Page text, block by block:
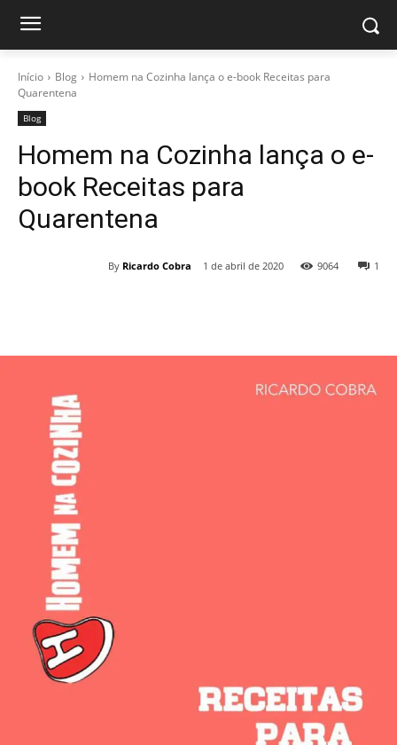
Início Blog
Homem na Cozinha lança o e-book Receitas para
Quarentena
Blog
Homem na Cozinha lança o e-
book Receitas para
Quarentena
By Ricardo Cobra 1 de abril de 2020 1
9064